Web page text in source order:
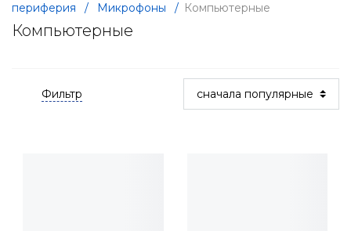
периферия
/ Микрофоны / Компьютерные
Компьютерные
Фильтр